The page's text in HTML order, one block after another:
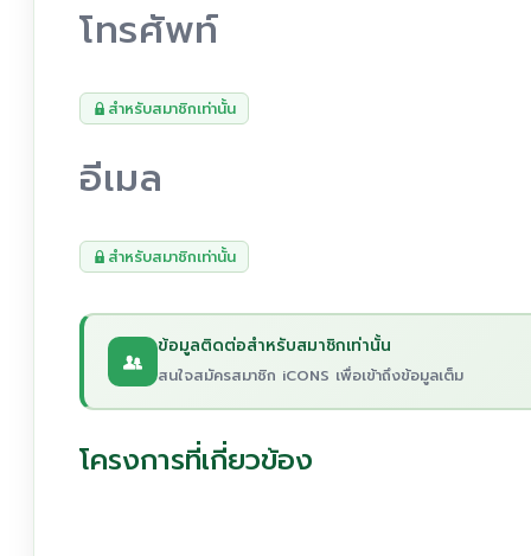
โทรศัพท์
สำหรับสมาชิกเท่านั้น
อีเมล
สำหรับสมาชิกเท่านั้น
ข้อมูลติดต่อสำหรับสมาชิกเท่านั้น
สนใจสมัครสมาชิก iCONS เพื่อเข้าถึงข้อมูลเต็ม
โครงการที่เกี่ยวข้อง